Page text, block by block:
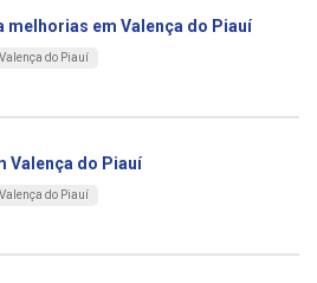
melhorias em Valença do Piauí
Valença do Piauí
Valença do Piauí
Valença do Piauí